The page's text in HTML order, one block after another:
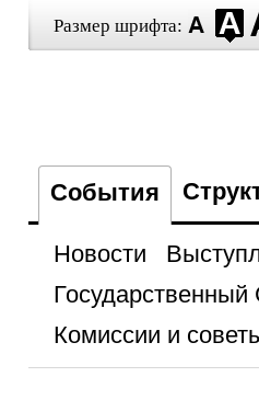
Размер шрифта:
События
Новости
Государственный
Комиссии и